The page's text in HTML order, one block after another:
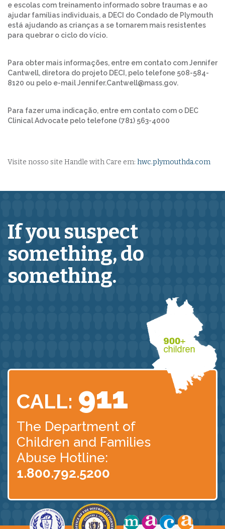
e escolas com treinamento informado sobre traumas e ao
ajudar famílias individuais, a DECI do Condado de Plymouth
está ajudando as crianças a se tornarem mais resistentes
para quebrar o ciclo do vício.
Para obter mais informações, entre em contato com Jennifer
Cantwell, diretora do projeto DECI, pelo telefone 508-584-
8120 ou pelo e-mail Jennifer.Cantwell@mass.gov.
Para fazer uma indicação, entre em contato com o DEC
Clinical Advocate pelo telefone (781) 563-4000
Visite nosso site Handle with Care em: hwc.plymouthda.com
If you suspect
something,do
something.
CALL: 911
The Department of
Children and Families
Abuse Hotline:
1.800.792.5200